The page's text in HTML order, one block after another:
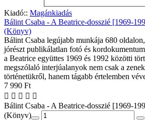
Kiadó:: Magánkiadás
Bálint Csaba - A Beatrice-dosszié [1969-
(Könyv)
Bálint Csaba legújabb munkája 680
jórészt publikálatlan fotó és
a Beatrice együttes 1969 és 1992 közötti
megszólaló interjúalanyok nem csak a
történetükről, hanem tágabb értelemben
7 990 Ft
Bálint Csaba - A Beatrice-dosszié [1969-
(Könyv)